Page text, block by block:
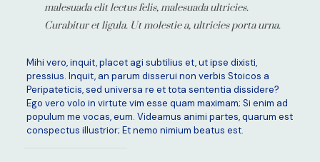
malesuada elit lectus felis, malesuada ultricies.
Curabitur et ligula. Ut molestie a, ultricies porta urna.
Mihi vero, inquit, placet agi subtilius et, ut ipse dixisti,
pressius. Inquit, an parum disserui non verbis Stoicos a
Peripateticis, sed universa re et tota sententia dissidere?
Ego vero volo in virtute vim esse quam maximam; Si enim ad
populum me vocas, eum. Videamus animi partes, quarum est
conspectus illustrior; Et nemo nimium beatus est.